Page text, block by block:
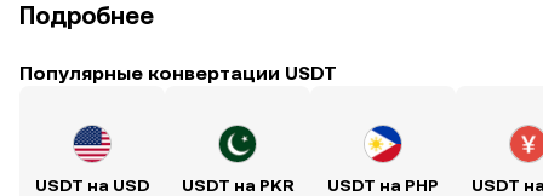
Подробнее
Популярные конвертации USDT
USDT на USD USDT на PKR USDT на PHP USDT